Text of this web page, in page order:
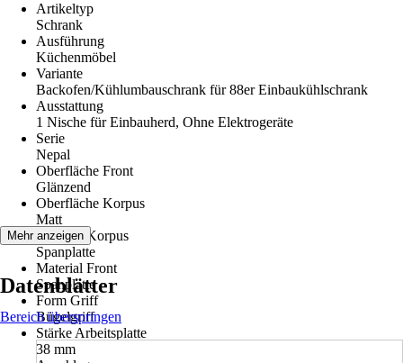
Artikeltyp
Schrank
Ausführung
Küchenmöbel
Variante
Backofen/Kühlumbauschrank für 88er Einbaukühlschrank
Ausstattung
1 Nische für Einbauherd, Ohne Elektrogeräte
Serie
Nepal
Oberfläche Front
Glänzend
Oberfläche Korpus
Matt
Material Korpus
Spanplatte
Material Front
Spanplatte
Form Griff
Bügelgriff
Stärke Arbeitsplatte
38 mm
Mehr anzeigen
Datenblätter
Bereich überspringen